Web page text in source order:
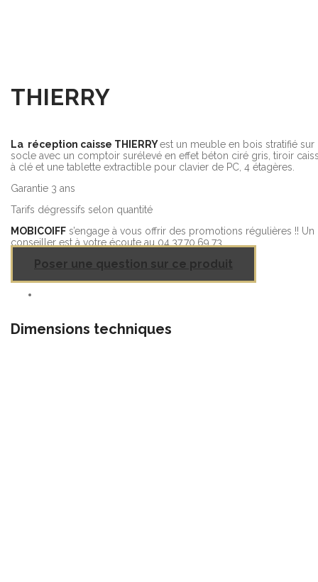
THIERRY
La réception caisse THIERRYest un meuble en bois stratifié sur
socle avec un comptoir surélevé en effet béton ciré gris, tiroir
à clé et une tablette extractible pour clavier de PC, 4 étagères.
Garantie 3 ans
Tarifs dégressifs selon quantité
MOBICOIFF s’engage à vous offrir des promotions régulières !! Un
conseiller est à votre écoute au 04.37.70.69.73
Poser une question sur ce produit
Dimensions techniques